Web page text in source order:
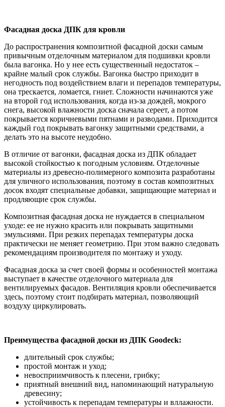
Фасадная доска ДПК для кровли
До распространения композитной фасадной доски самым
привычным отделочным материалом для подшивки кровли
была вагонка. Но у нее есть существенный недостаток –
крайне малый срок службы. Вагонка быстро приходит в
негодность под воздействием влаги и перепадов температуры,
она трескается, ломается, гниет. Сложности начинаются уже
на второй год использования, когда из-за дождей, мокрого
снега, высокой влажности доска сначала сереет, а потом
покрывается коричневыми пятнами и разводами. Приходится
каждый год покрывать вагонку защитными средствами, а
делать это на высоте неудобно.
В отличие от вагонки, фасадная доска из ДПК обладает
высокой стойкостью к погодным условиям. Отделочные
материалы из древесно-полимерного композита разработаны
для уличного использования, поэтому в состав композитных
досок входят специальные добавки, защищающие материал и
продляющие срок службы.
Композитная фасадная доска не нуждается в специальном
уходе: ее не нужно красить или покрывать защитными
эмульсиями. При резких перепадах температуры доска
практически не меняет геометрию. При этом важно следовать
рекомендациям производителя по монтажу и уходу.
Фасадная доска за счет своей формы и особенностей монтажа
выступает в качестве отделочного материала для
вентилируемых фасадов. Вентиляция кровли обеспечивается
здесь, поэтому стоит подбирать материал, позволяющий
воздуху циркулировать.
Преимущества фасадной доски из ДПК Goodeck:
длительный срок службы;
простой монтаж и уход;
невосприимчивость к плесени, грибку;
приятный внешний вид, напоминающий натуральную
древесину;
устойчивость к перепадам температуры и вллажности.